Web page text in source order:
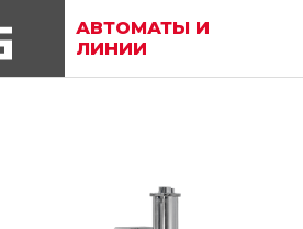
АВТОМАТЫ И
ЛИНИИ